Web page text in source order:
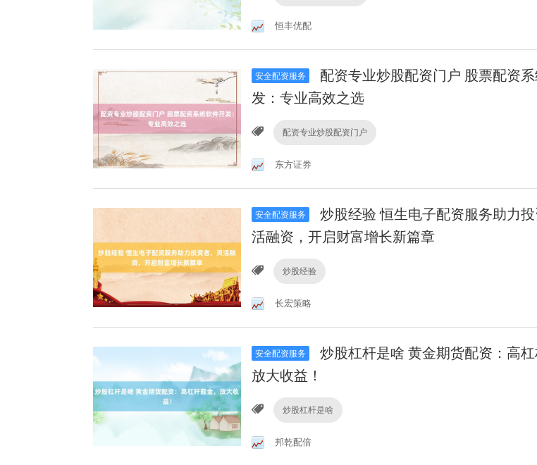
恒丰优配
安全配资服务
配资专业炒股配资门户 股票配资
发：专业高效之选
配资专业炒股配资门户
东方证券
安全配资服务
炒股经验 恒生电子配资服务助力
活融资，开启财富增长新篇章
炒股经验
长宏策略
安全配资服务
炒股杠杆是啥 黄金期货配资：高杠
放大收益！
炒股杠杆是啥
邦乾配倍